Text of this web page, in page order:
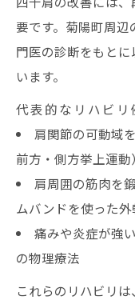
要です。菊陽町周
門医の診断をもと
います。
代表的なリハビリ
肩関節の可動域
前方・側方挙上運動）
肩周囲の筋肉を
ムバンドを使った外
痛みや炎症が強
の物理療法
これらのリハビリ